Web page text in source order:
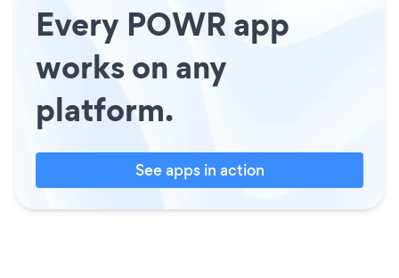
Every POWR app
works on any
platform.
See apps in action